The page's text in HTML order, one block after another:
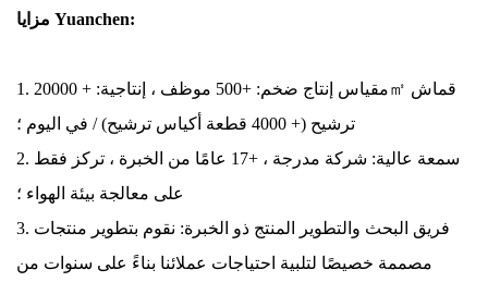
مزايا Yuanchen:
1. مقياس إنتاج ضخم: +500 موظف ، إنتاجية: + 20000㎡ قماش
ترشيح (+ 4000 قطعة أكياس ترشيح) / في اليوم ؛
2. سمعة عالية: شركة مدرجة ، +17 عامًا من الخبرة ، تركز فقط
على معالجة بيئة الهواء ؛
3. فريق البحث والتطوير المنتج ذو الخبرة: نقوم بتطوير منتجات
مصممة خصيصًا لتلبية احتياجات عملائنا بناءً على سنوات من